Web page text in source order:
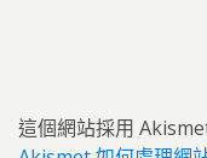
這個網站採用